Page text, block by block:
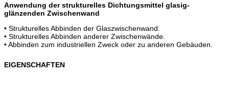
Anwendung der strukturelles Dichtungsmittel glasig-
glänzenden Zwischenwand
• Strukturelles Abbinden der Glaszwischenwand.
• Strukturelles Abbinden anderer Zwischenwände.
• Abbinden zum industriellen Zweck oder zu anderen Gebäuden.
EIGENSCHAFTEN